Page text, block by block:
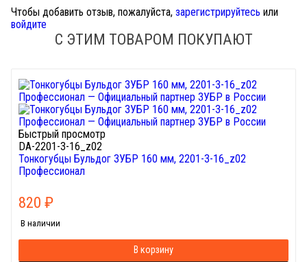
Чтобы добавить отзыв, пожалуйста, зарегистрируйтесь или
войдите
С ЭТИМ ТОВАРОМ ПОКУПАЮТ
Быстрый просмотр
DA-2201-3-16_z02
Тонкогубцы Бульдог ЗУБР 160 мм, 2201-3-16_z02
Профессионал
820 ₽
В наличии
В корзину